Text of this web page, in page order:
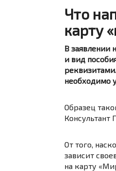
Что
карту
В заявлении
и вид
необходимо
Образец
Консультант
От того,
зависит
на карту